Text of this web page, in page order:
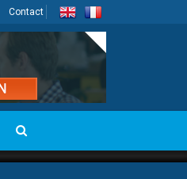
Contact